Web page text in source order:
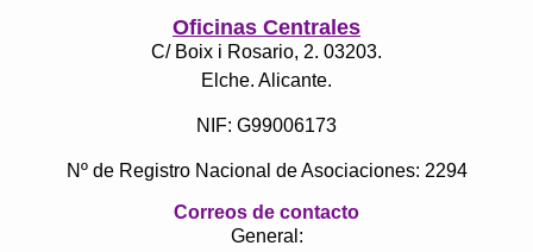
Oficinas Centrales
C/ Boix i Rosario, 2. 03203.
Elche. Alicante.
NIF: G99006173
Nº de Registro Nacional de Asociaciones: 2294
Correos de contacto
General: